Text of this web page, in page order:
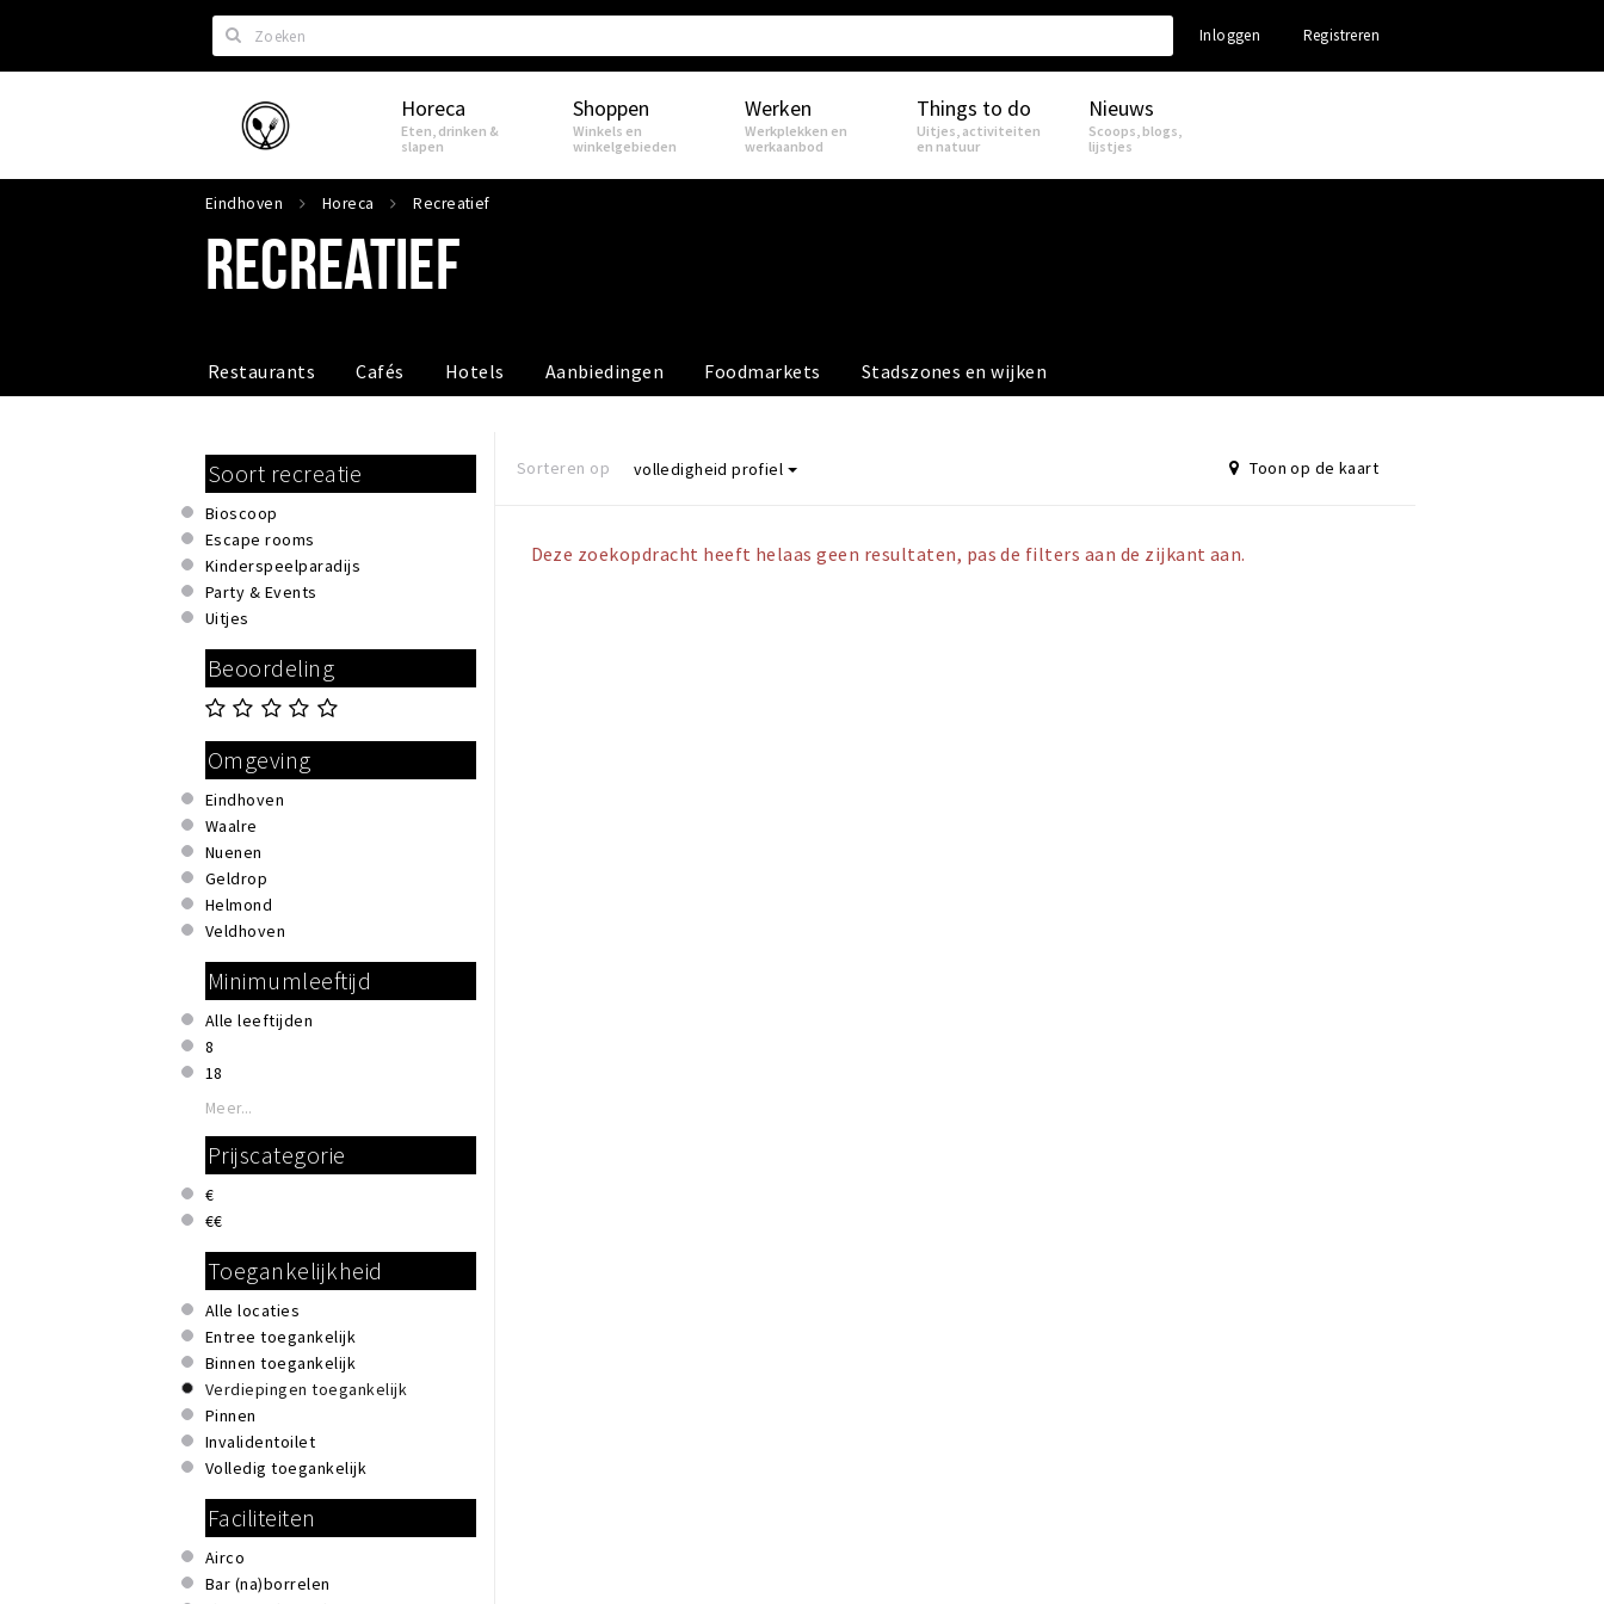
Zoeken
Inloggen Registreren
Eindhoven Horeca
Eten, drinken &
slapen
Shoppen
Winkels en
winkelgebieden
Werken
Werkplekken en
werkaanbod
Things to do
Uitjes, activiteiten
en natuur
Nieuws
Scoops, blogs,
lijstjes
Eindhoven Horeca Recreatief
RECREATIEF
Restaurants Cafés Hotels Aanbiedingen Foodmarkets Stadszones en wijken
Soort recreatie
Bioscoop
Escape rooms
Kinderspeelparadijs
Party & Events
Uitjes
Beoordeling
Omgeving
Eindhoven
Waalre
Nuenen
Geldrop
Helmond
Veldhoven
Minimumleeftijd
Alle leeftijden
8
18
Meer...
Prijscategorie
€
€€
Toegankelijkheid
Alle locaties
Entree toegankelijk
Binnen toegankelijk
Verdiepingen toegankelijk
Pinnen
Invalidentoilet
Volledig toegankelijk
Faciliteiten
Airco
Bar (na)borrelen
Sorteren op volledigheid profiel Toon op de kaart
Deze zoekopdracht heeft helaas geen resultaten, pas de filters aan de zijkant aan.